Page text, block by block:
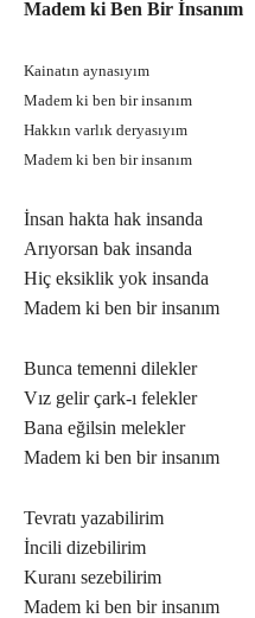
Madem ki Ben Bir İnsanım
Kainatın aynasıyım
Madem ki ben bir insanım
Hakkın varlık deryasıyım
Madem ki ben bir insanım
İnsan hakta hak insanda
Arıyorsan bak insanda
Hiç eksiklik yok insanda
Madem ki ben bir insanım
Bunca temenni dilekler
Vız gelir çark-ı felekler
Bana eğilsin melekler
Madem ki ben bir insanım
Tevratı yazabilirim
İncili dizebilirim
Kuranı sezebilirim
Madem ki ben bir insanım